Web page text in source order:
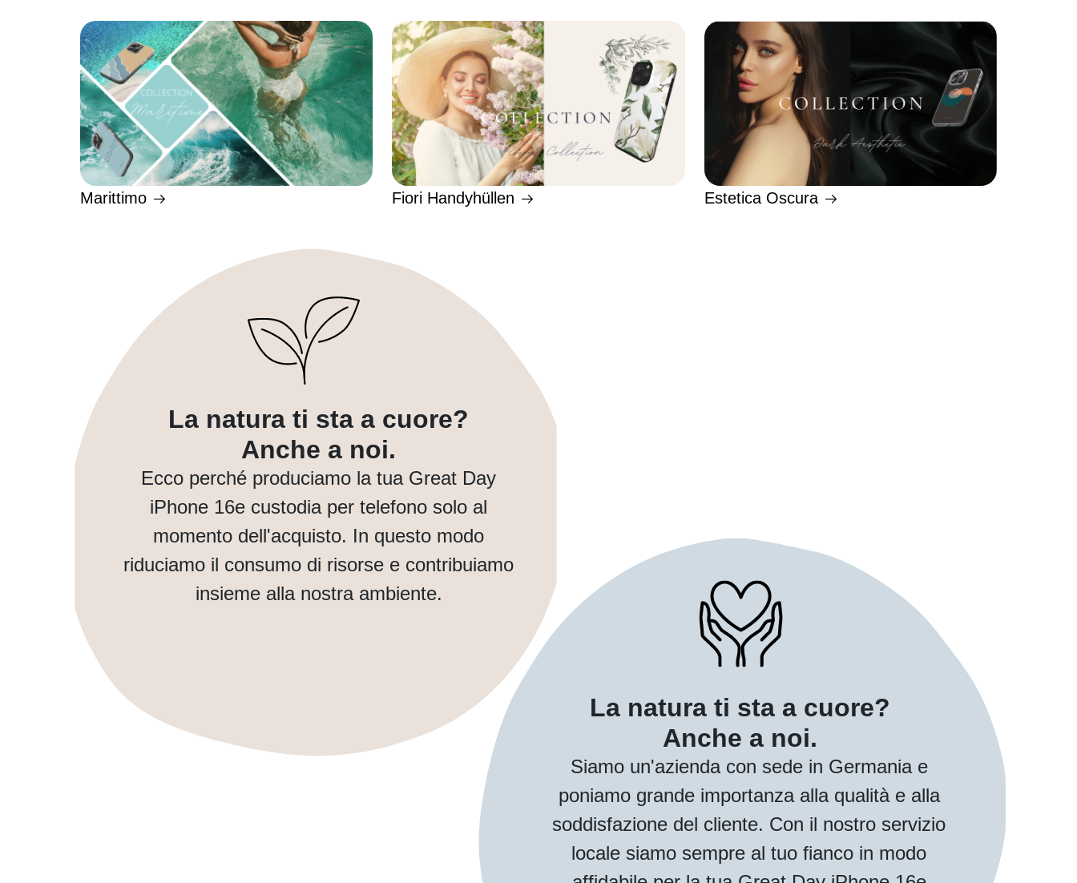
Marittimo Fiori Handyhüllen Estetica Oscura
La natura ti sta a cuore?
Anche a noi.
Ecco perché produciamo la tua Great Day
iPhone 16e custodia per telefono solo al
momento dell'acquisto. In questo modo
riduciamo il consumo di risorse e contribuiamo
insieme alla nostra ambiente.
La natura ti sta a cuore?
Anche a noi.
Siamo un'azienda con sede in Germania e
poniamo grande importanza alla qualità e alla
soddisfazione del cliente. Con il nostro servizio
locale siamo sempre al tuo fianco in modo